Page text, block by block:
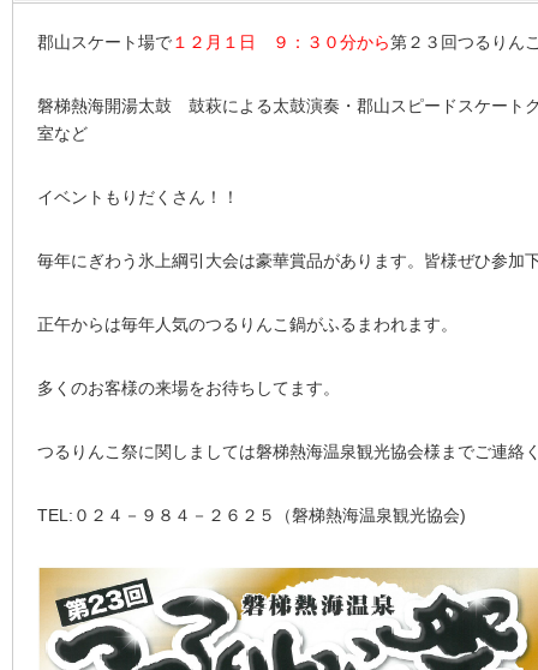
郡山スケート場で１２月１日 ９：３０分から第２３回つるりん
磐梯熱海開湯太鼓 鼓萩による太鼓演奏・郡山スピードスケート
室など
イベントもりだくさん！！
毎年にぎわう氷上綱引大会は豪華賞品があります。皆様ぜひ参加
正午からは毎年人気のつるりんこ鍋がふるまわれます。
多くのお客様の来場をお待ちしてます。
つるりんこ祭に関しましては磐梯熱海温泉観光協会様までご連絡
TEL:０２４－９８４－２６２５（磐梯熱海温泉観光協会)